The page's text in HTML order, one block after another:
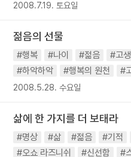
2008.7.19. 토요일
젊음의 선물
#행복 #나이 #젊음 #고생
#하악하악
#행복의 원천 #
2008.5.28. 수요일
삶에 한 가지를 더 보태라
#명상 #삶 #젊음 #기적
#오쇼 라즈니쉬
#신선함 #